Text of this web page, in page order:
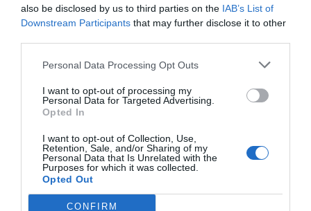
also be disclosed by us to third parties on the IAB’s List of
Downstream Participants that may further disclose it to other
Personal Data Processing Opt Outs
I want to opt-out of processing my
Personal Data for Targeted Advertising.
Opted In
I want to opt-out of Collection, Use,
Retention, Sale, and/or Sharing of my
Personal Data that Is Unrelated with the
Purposes for which it was collected.
Opted Out
CONFIRM
Αποστολή